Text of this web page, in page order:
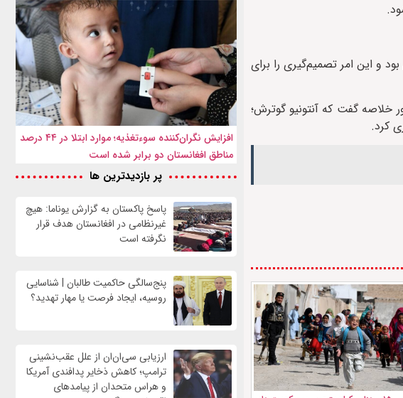
و این امر تصمیم‌گیری را برای
گفت که آنتونیو گوترش؛
کرد.
افزایش نگران‌کننده سوءتغذیه؛ موارد ابتلا در ۴۴ درصد
مناطق افغانستان دو برابر شده است
پر بازدیدترین ها
پاسخ پاکستان به گزارش یوناما: هیچ
غیرنظامی در افغانستان هدف قرار
نگرفته است
پنج‌سالگی حاکمیت طالبان | شناسایی
روسیه، ایجاد فرصت‌ یا مهار تهدید؟
ارزیابی سی‌ان‌ان از علل عقب‌نشینی
ترامپ؛ کاهش ذخایر پدافندی آمریکا
و هراس متحدان از پیامدهای